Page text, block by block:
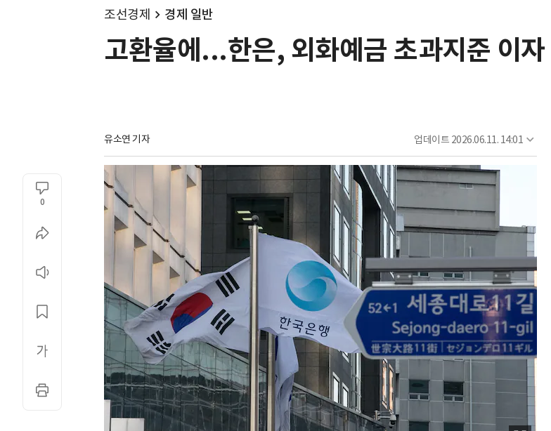
조선경제 경제 일반
고환율에...한은, 외화예금 초과지준 이
유소연 기자 업데이트 2026.06.11. 14:01
0